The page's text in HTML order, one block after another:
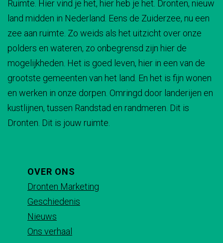
d
e
z
e
p
a
g
i
n
d
e
z
e
p
a
g
i
n
p
X
d
e
z
e
p
a
g
i
n
p
e
-
m
a
d
e
z
e
p
a
g
i
n
p
W
h
t
Ruimte. Hier vind je het, hier heb je het. Dronten, nieuw
land midden in Nederland. Eens de Zuiderzee, nu een
zee aan ruimte. Zo weids als het uitzicht over onze
polders en wateren, zo onbegrensd zijn hier de
mogelijkheden. Het is goed leven, hier in een van de
grootste gemeenten van het land. En het is fijn wonen
en werken in onze dorpen. Omringd door landerijen en
kustlijnen, tussen Randstad en randmeren. Dit is
Dronten. Dit is jouw ruimte.
OVER ONS
Dronten Marketing
Geschiedenis
Nieuws
Ons verhaal